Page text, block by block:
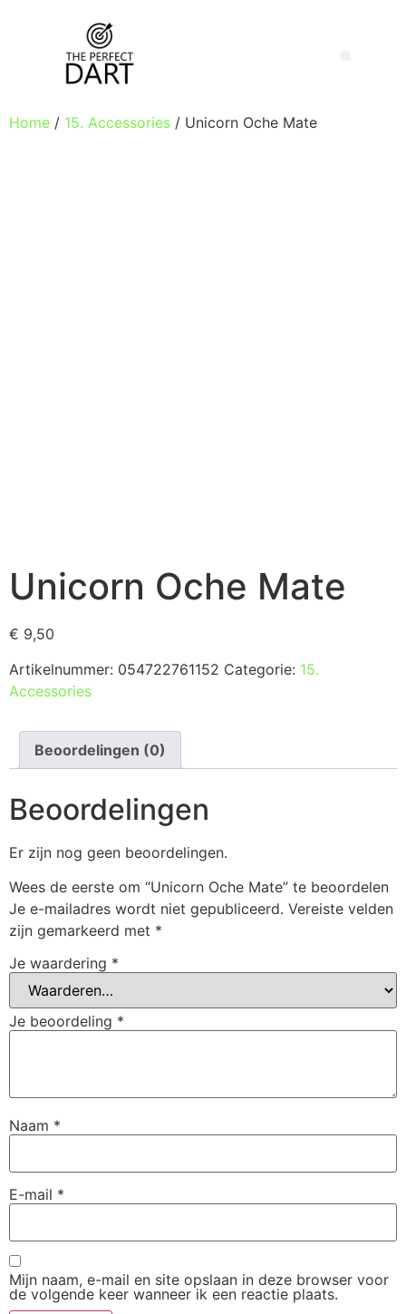
Home / 15. Accessories / Unicorn Oche Mate
Unicorn Oche Mate
€ 9,50
Artikelnummer: 054722761152 Categorie: 15.
Accessories
Beoordelingen (0)
Beoordelingen
Er zijn nog geen beoordelingen.
Wees de eerste om “Unicorn Oche Mate” te beoordelen
Je e-mailadres wordt niet gepubliceerd. Vereiste velden
zijn gemarkeerd met *
Je waardering *
Je beoordeling *
Naam *
E-mail *
Mijn naam, e-mail en site opslaan in deze browser voor
de volgende keer wanneer ik een reactie plaats.